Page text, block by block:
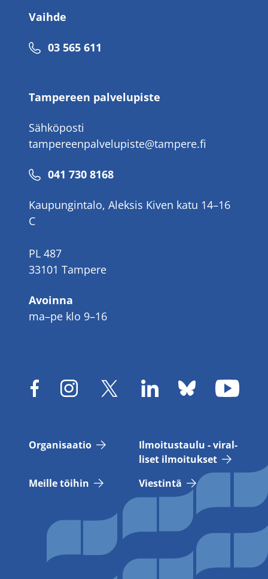
Vaihde
Puhelinnumero
03 565 611
Tampereen palvelupiste
Sähköposti
tampereenpalvelupiste@tampere.fi
Puhelinnumero
041 730 8168
Kaupungintalo, Aleksis Kiven katu 14–16
C
PL 487
33101 Tampere
Avoinna
ma–pe klo 9–16
Or­ga­ni­saa­tio
Il­moi­tus­tau­lu - vi­ral­
li­set il­moi­tuk­set
Meil­le töi­hin
Vies­tin­tä